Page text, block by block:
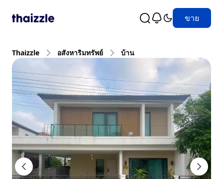
ขาย
Thaizzle อสังหาริมทรัพย์ บ้าน